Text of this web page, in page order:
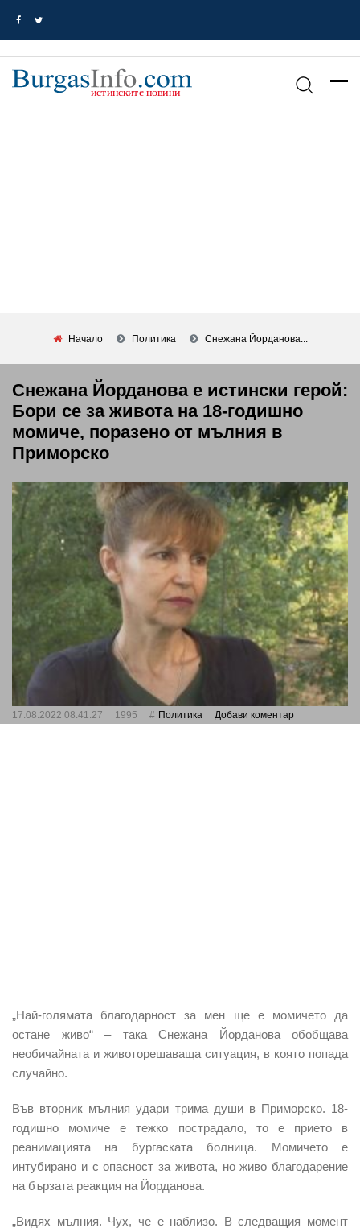
Начало Политика Снежана Йорданова...
Снежана Йорданова е истински герой:
Бори се за живота на 18-годишно
момиче, поразено от мълния в
Приморско
17.08.2022 08:41:27 1995 Политика Добави коментар
„Най-голямата благодарност за мен ще е момичето да
остане живо“ – така Снежана Йорданова обобщава
необичайната и животорешаваща ситуация, в която попада
случайно.
Във вторник мълния удари трима души в Приморско. 18-
годишно момиче е тежко пострадало, то е прието в
реанимацията на бургаската болница. Момичето е
интубирано и с опасност за живота, но живо благодарение
на бързата реакция на Йорданова.
„Видях мълния. Чух, че е наблизо. В следващия момент